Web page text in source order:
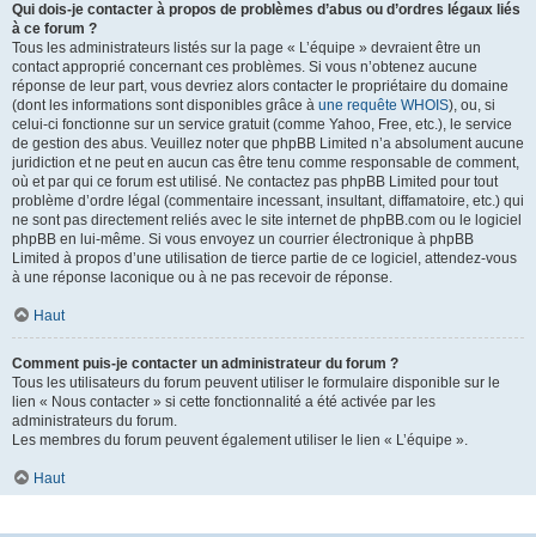
Qui dois-je contacter à propos de problèmes d’abus ou d’ordres légaux liés
à ce forum ?
Tous les administrateurs listés sur la page « L’équipe » devraient être un
contact approprié concernant ces problèmes. Si vous n’obtenez aucune
réponse de leur part, vous devriez alors contacter le propriétaire du domaine
(dont les informations sont disponibles grâce à une requête WHOIS), ou, si
celui-ci fonctionne sur un service gratuit (comme Yahoo, Free, etc.), le service
de gestion des abus. Veuillez noter que phpBB Limited n’a absolument aucune
juridiction et ne peut en aucun cas être tenu comme responsable de comment,
où et par qui ce forum est utilisé. Ne contactez pas phpBB Limited pour tout
problème d’ordre légal (commentaire incessant, insultant, diffamatoire, etc.) qui
ne sont pas directement reliés avec le site internet de phpBB.com ou le logiciel
phpBB en lui-même. Si vous envoyez un courrier électronique à phpBB
Limited à propos d’une utilisation de tierce partie de ce logiciel, attendez-vous
à une réponse laconique ou à ne pas recevoir de réponse.
Haut
Comment puis-je contacter un administrateur du forum ?
Tous les utilisateurs du forum peuvent utiliser le formulaire disponible sur le
lien « Nous contacter » si cette fonctionnalité a été activée par les
administrateurs du forum.
Les membres du forum peuvent également utiliser le lien « L’équipe ».
Haut